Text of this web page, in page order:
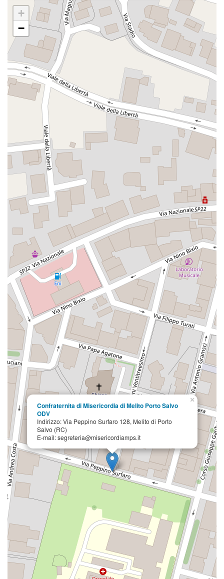
Confraternita di Misericordia di Melito Porto Salvo
ODV
Indirizzo: Via Peppino Surfaro 128, Melito di Porto
Salvo (RC)
E-mail: segreteria@misericordiamps.it
×
+
−